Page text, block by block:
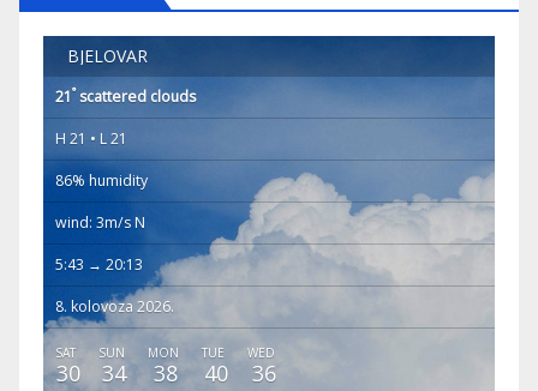
BJELOVAR
21°scattered clouds
H 21 • L 21
86% humidity
wind: 3m/s N
5:43 → 20:13
8. kolovoza 2026.
SAT
30
SUN
34
MON
38
TUE
40
WED
36